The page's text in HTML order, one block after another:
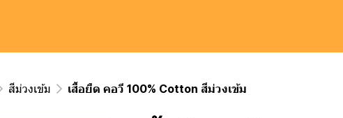
สีม่วงเข้ม เสื้อยืด คอวี 100% Cotton สีม่วงเข้ม